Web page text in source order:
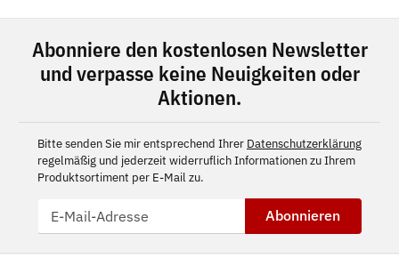
Abonniere den kostenlosen Newsletter
und verpasse keine Neuigkeiten oder
Aktionen.
Bitte senden Sie mir entsprechend Ihrer Datenschutzerklärung
regelmäßig und jederzeit widerruflich Informationen zu Ihrem
Produktsortiment per E-Mail zu.
Abonnieren